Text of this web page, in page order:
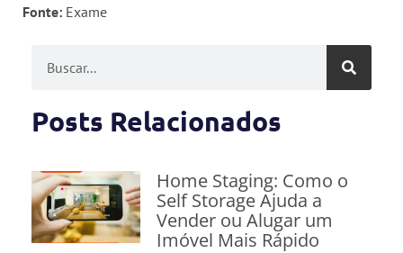
Fonte: Exame
Posts Relacionados
Home Staging: Como o
Self Storage Ajuda a
Vender ou Alugar um
Imóvel Mais Rápido